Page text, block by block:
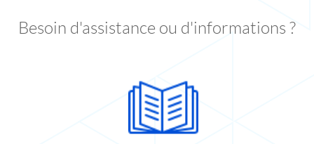
Besoin d'assistance ou d'informations ?